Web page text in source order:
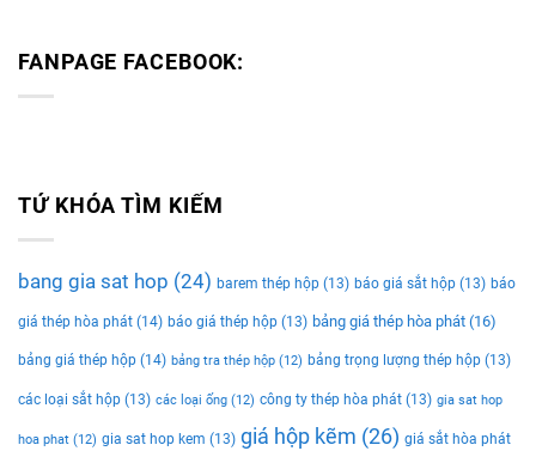
FANPAGE FACEBOOK:
TỨ KHÓA TÌM KIẾM
bang gia sat hop (24) barem thép hộp (13) báo giá sắt hộp (13) báo
giá thép hòa phát (14) báo giá thép hộp (13) bảng giá thép hòa phát (16)
bảng giá thép hộp (14) bảng tra thép hộp (12) bảng trọng lượng thép hộp (13)
các loại sắt hộp (13) các loại ống (12) công ty thép hòa phát (13) gia sat hop
hoa phat (12) gia sat hop kem (13) giá hộp kẽm (26) giá sắt hòa phát